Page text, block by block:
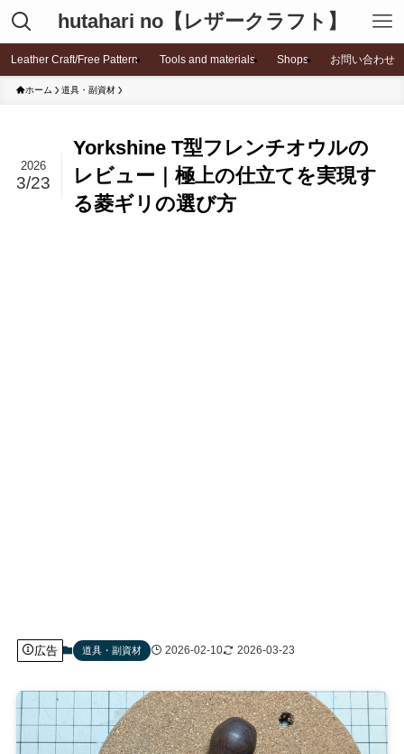
hutahari no【レザークラフト】
Leather Craft/Free Pattern Tools and materials Shops お問い合わせ
ホーム 道具・副資材
Yorkshine T型フレンチオウルの
レビュー｜極上の仕立てを実現す
る菱ギリの選び方
2026
3/23
広告 道具・副資材 2026-02-10 2026-03-23